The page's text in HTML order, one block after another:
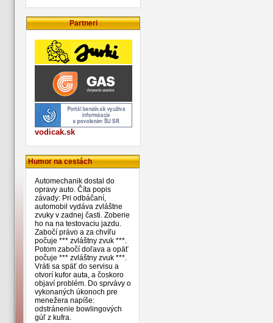
Partneri
vodicak.sk
Humor na cestách
Automechanik dostal do
opravy auto. Číta popis
závady: Pri odbáčaní,
automobil vydáva zvláštne
zvuky v zadnej časti. Zoberie
ho na na testovaciu jazdu.
Zabočí právo a za chvíľu
počuje *** zvláštny zvuk ***.
Potom zabočí doľava a opäť
počuje *** zvláštny zvuk ***.
Vráti sa späť do servisu a
otvorí kufor auta, a čoskoro
objaví problém. Do sprvávy o
vykonaných úkonoch pre
menežera napíše:
odstránenie bowlingových
gúľ z kufra.